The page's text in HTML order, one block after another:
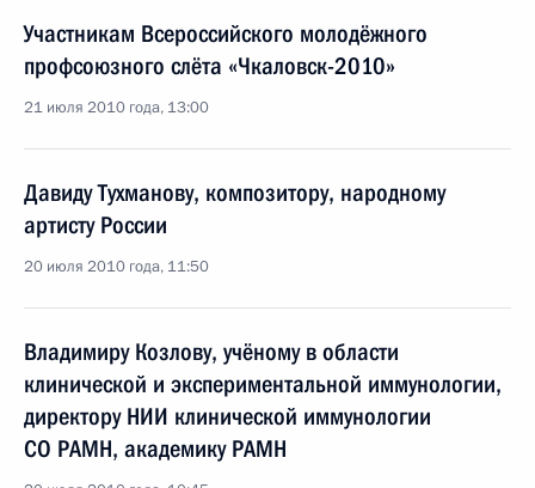
Участникам Всероссийского молодёжного
профсоюзного слёта «Чкаловск-2010»
21 июля 2010 года, 13:00
Давиду Тухманову, композитору, народному
артисту России
20 июля 2010 года, 11:50
Владимиру Козлову, учёному в области
клинической и экспериментальной иммунологии,
директору НИИ клинической иммунологии
СО РАМН, академику РАМН